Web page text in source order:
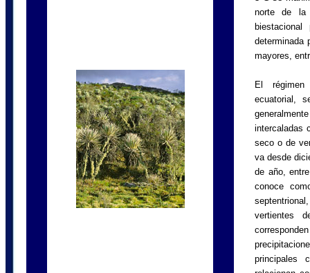
norte de la
determinada
mayores,
El régimen
ecuatorial,
intercaladas
seco o de
va desde
de año,
conoce
vertientes
principales